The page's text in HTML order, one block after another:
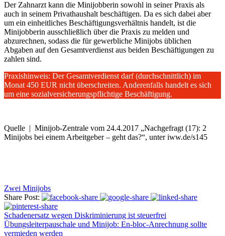
Der Zahnarzt kann die Minijobberin sowohl in seiner Praxis als
auch in seinem Privathaushalt beschäftigen. Da es sich dabei aber
um ein einheitliches Beschäftigungsverhältnis handelt, ist die
Minijobberin ausschließlich über die Praxis zu melden und
abzurechnen, sodass die für gewerbliche Minijobs üblichen
Abgaben auf den Gesamtverdienst aus beiden Beschäftigungen zu
zahlen sind.
Praxishinweis: Der Gesamtverdienst darf (durchschnittlich) im
Monat 450 EUR nicht überschreiten. Anderenfalls handelt es sich
um eine sozialversicherungspflichtige Beschäftigung.
Quelle | Minijob-Zentrale vom 24.4.2017 „Nachgefragt (17): 2
Minijobs bei einem Arbeitgeber – geht das?“, unter iww.de/s145
Zwei Minijobs
Share Post:
Schadenersatz wegen Diskriminierung ist steuerfrei
Übungsleiterpauschale und Minijob: En-bloc-Anrechnung sollte
vermieden werden